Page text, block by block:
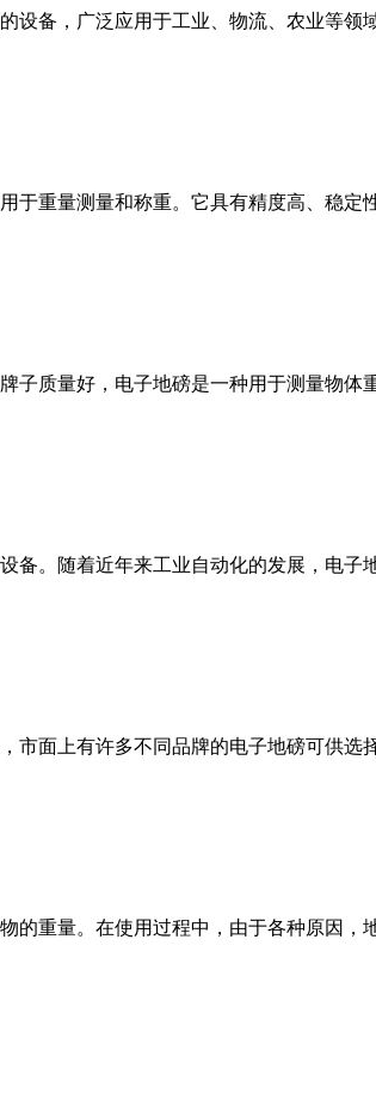
设备，广泛应用于工业、物流、农业等
于重量测量和称重。它具有精度高、稳
子质量好，电子地磅是一种用于测量物
备。随着近年来工业自动化的发展，电
市面上有许多不同品牌的电子地磅可供
的重量。在使用过程中，由于各种原因